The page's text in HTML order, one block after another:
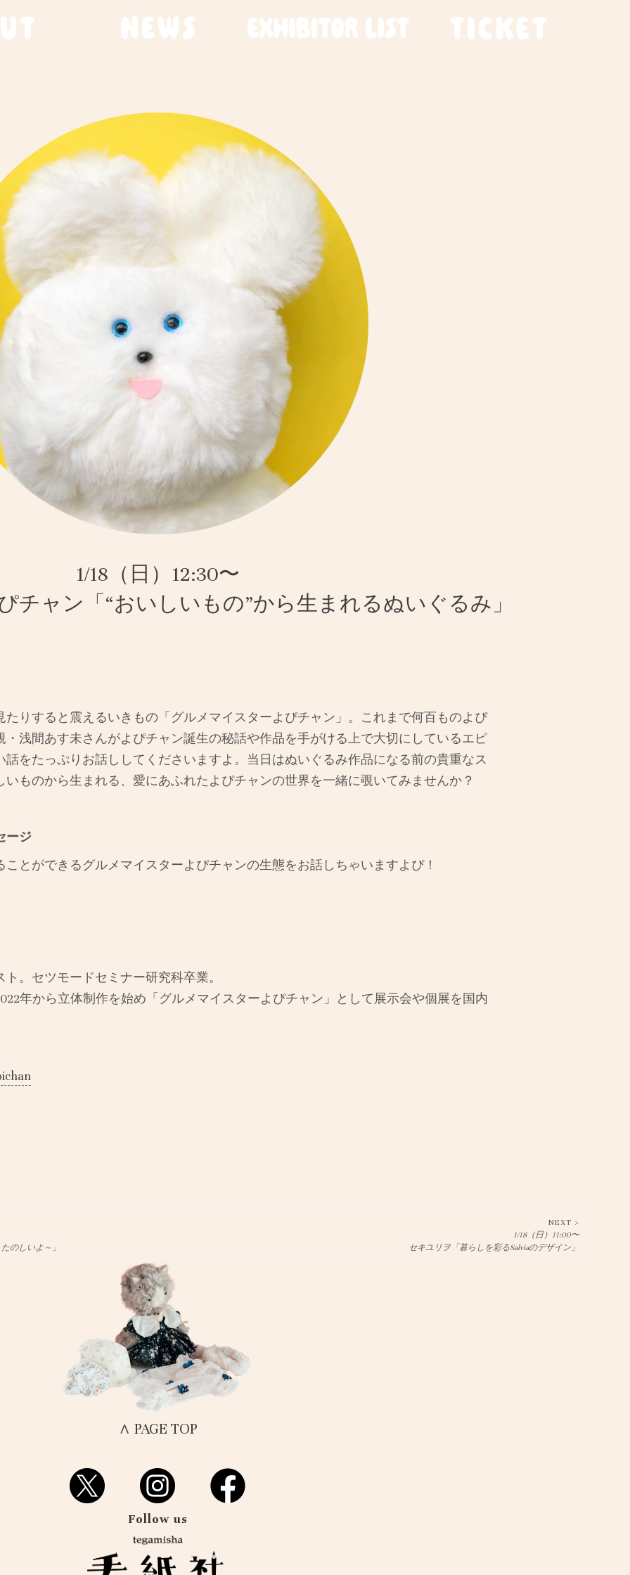
1/18（日）12:30〜
チャン「“おいしいもの”から生まれるぬいぐるみ」
りすると震えるいきもの「グルメマイスターよぴチャン」。これまで何百ものよぴ
浅間あす未さんがよぴチャン誕生の秘話や作品を手がける上で大切にしているエピ
をたっぷりお話ししてくださいますよ。当日はぬいぐるみ作品になる前の貴重なス
ものから生まれる、愛にあふれたよぴチャンの世界を一緒に覗いてみませんか？
ージ
とができるグルメマイスターよぴチャンの生態をお話しちゃいますよぴ！
。セツモードセミナー研究科卒業。
年から立体制作を始め「グルメマイスターよぴチャン」として展示会や個展を国内
のしいよ～」
NEXT >
1/18（日）11:00〜
セキユリヲ「暮らしを彩るSalviaのデザイン」
∧ PAGE TOP
Follow us